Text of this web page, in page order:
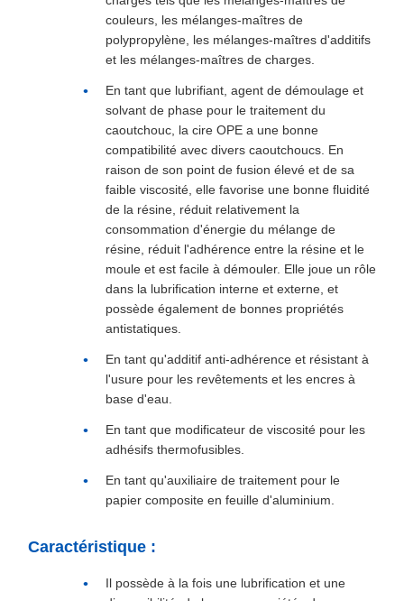
couleurs, les mélanges-maîtres de
polypropylène, les mélanges-maîtres d'additifs
et les mélanges-maîtres de charges.
En tant que lubrifiant, agent de démoulage et
solvant de phase pour le traitement du
caoutchouc, la cire OPE a une bonne
compatibilité avec divers caoutchoucs. En
raison de son point de fusion élevé et de sa
faible viscosité, elle favorise une bonne fluidité
de la résine, réduit relativement la
consommation d'énergie du mélange de
résine, réduit l'adhérence entre la résine et le
moule et est facile à démouler. Elle joue un rôle
dans la lubrification interne et externe, et
possède également de bonnes propriétés
antistatiques.
En tant qu'additif anti-adhérence et résistant à
l'usure pour les revêtements et les encres à
base d'eau.
En tant que modificateur de viscosité pour les
adhésifs thermofusibles.
En tant qu'auxiliaire de traitement pour le
papier composite en feuille d'aluminium.
Caractéristique :
Il possède à la fois une lubrification et une